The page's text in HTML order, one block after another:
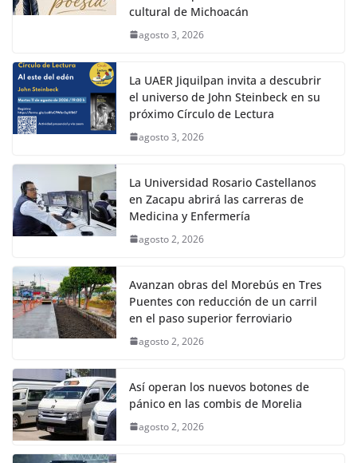
cultural de Michoacán
agosto 3, 2026
La UAER Jiquilpan invita a descubrir
el universo de John Steinbeck en su
próximo Círculo de Lectura
agosto 3, 2026
La Universidad Rosario Castellanos
en Zacapu abrirá las carreras de
Medicina y Enfermería
agosto 2, 2026
Avanzan obras del Morebús en Tres
Puentes con reducción de un carril
en el paso superior ferroviario
agosto 2, 2026
Así operan los nuevos botones de
pánico en las combis de Morelia
agosto 2, 2026